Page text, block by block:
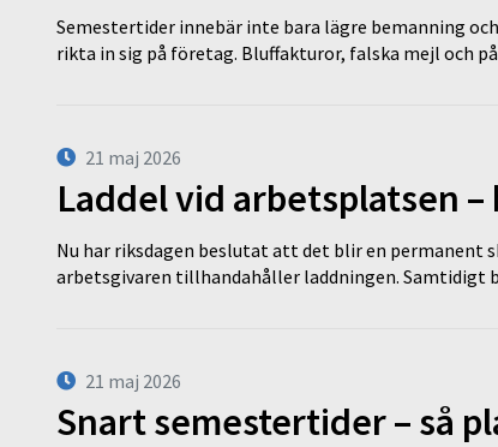
Semestertider innebär inte bara lägre bemanning
rikta in sig på företag. Bluffakturor, falska mejl och
21 maj 2026
Laddel vid arbetsplatsen
Nu har riksdagen beslutat att det blir en permanent
arbetsgivaren tillhandahåller laddningen. Samtidigt
21 maj 2026
Snart semestertider – så